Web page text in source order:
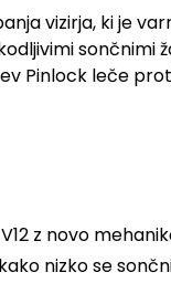
vizirja, ki je
sončnimi
Pinlock leče
z novo
nizko se